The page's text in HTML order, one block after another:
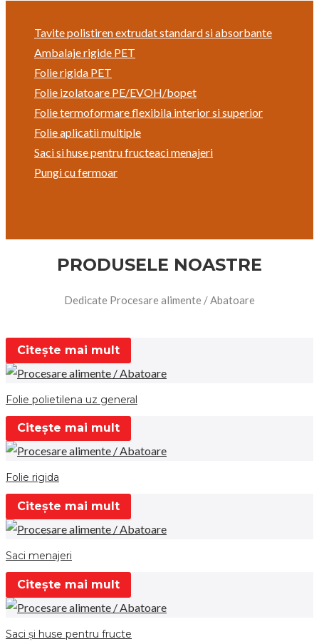
Tavite polistiren extrudat standard si absorbante
Ambalaje rigide PET
Folie rigida PET
Folie izolatoare PE/EVOH/bopet
Folie termoformare flexibila interior si superior
Folie aplicatii multiple
Saci si huse pentru fructeaci menajeri
Pungi cu fermoar
PRODUSELE NOASTRE
Dedicate Procesare alimente / Abatoare
Citește mai mult
Folie polietilena uz general
Citește mai mult
Folie rigida
Citește mai mult
Saci menajeri
Citește mai mult
Saci şi huse pentru fructe